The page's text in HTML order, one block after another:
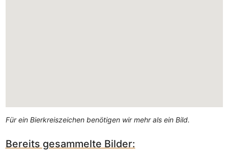
Für ein Bierkreiszeichen benötigen wir mehr als ein Bild.
Bereits gesammelte Bilder: